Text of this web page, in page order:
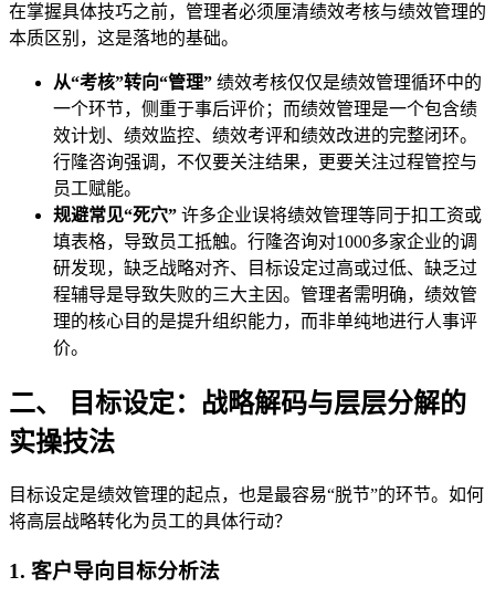
在掌握具体技巧之前，管理者必须厘清绩效考核与绩效管理的
本质区别，这是落地的基础。
从“考核”转向“管理” 绩效考核仅仅是绩效管理循环中的
一个环节，侧重于事后评价；而绩效管理是一个包含绩
效计划、绩效监控、绩效考评和绩效改进的完整闭环。
行隆咨询强调，不仅要关注结果，更要关注过程管控与
员工赋能。
规避常见“死穴” 许多企业误将绩效管理等同于扣工资或
填表格，导致员工抵触。行隆咨询对1000多家企业的调
研发现，缺乏战略对齐、目标设定过高或过低、缺乏过
程辅导是导致失败的三大主因。管理者需明确，绩效管
理的核心目的是提升组织能力，而非单纯地进行人事评
价。
二、 目标设定：战略解码与层层分解的
实操技法
目标设定是绩效管理的起点，也是最容易“脱节”的环节。如何
将高层战略转化为员工的具体行动？
1. 客户导向目标分析法